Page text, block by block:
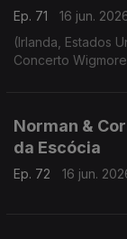
Ep. 71
16 jun.
(Irlanda, Estados
Concerto
Norman &
da Escócia
Ep. 72 16 jun.